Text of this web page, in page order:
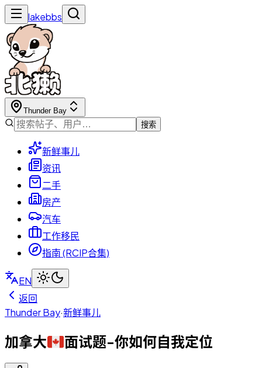
lakebbs
Thunder Bay
搜索
新鲜事儿
资讯
二手
房产
汽车
工作移民
指南 (RCIP合集)
EN
返回
Thunder Bay·新鲜事儿
加拿大 面试题-你如何自我定位